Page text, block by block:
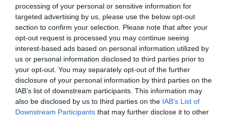
processing of your personal or sensitive information for
targeted advertising by us, please use the below opt-out
section to confirm your selection. Please note that after your
opt-out request is processed you may continue seeing
interest-based ads based on personal information utilized by
us or personal information disclosed to third parties prior to
your opt-out. You may separately opt-out of the further
disclosure of your personal information by third parties on the
IAB’s list of downstream participants. This information may
also be disclosed by us to third parties on the IAB’s List of
Downstream Participants that may further disclose it to other